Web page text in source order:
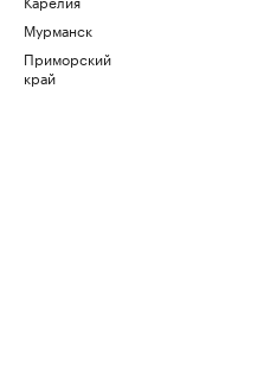
Мурманск
Приморский
край